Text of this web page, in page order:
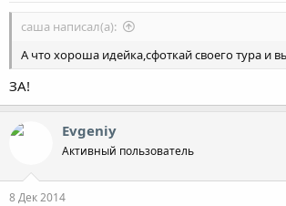
саша написал(а):
А что хороша идейка,сфоткай своего тура и
ЗА!
Evgeniy
Активный пользователь
8 Дек 2014